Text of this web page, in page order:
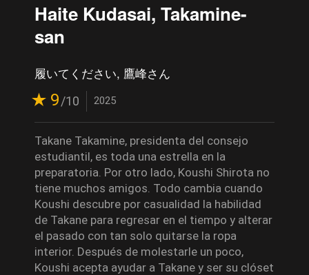
Haite Kudasai, Takamine-
san
履いてください, 鷹峰さん
9/10 2025
Takane Takamine, presidenta del consejo
estudiantil, es toda una estrella en la
preparatoria. Por otro lado, Koushi Shirota no
tiene muchos amigos. Todo cambia cuando
Koushi descubre por casualidad la habilidad
de Takane para regresar en el tiempo y alterar
el pasado con tan solo quitarse la ropa
interior. Después de molestarle un poco,
Koushi acepta ayudar a Takane y ser su clóset